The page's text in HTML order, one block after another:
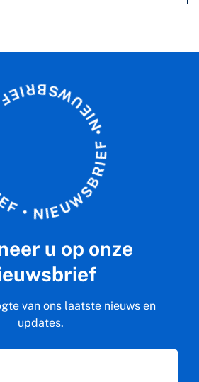
N
I
E
U
W
S
B
R
I
E
F
• NIEUWS
B
R
I
E
F
•
u op onze
van ons laatste nieuws en
updates.